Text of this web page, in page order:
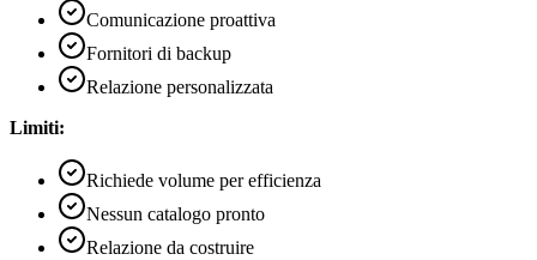
Comunicazione proattiva
Fornitori di backup
Relazione personalizzata
Limiti:
Richiede volume per efficienza
Nessun catalogo pronto
Relazione da costruire